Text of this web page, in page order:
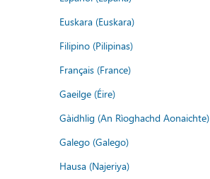
Euskara (Euskara)
Filipino (Pilipinas)
Français (France)
Gaeilge (Éire)
Gàidhlig (An Rìoghachd Aonaichte)
Galego (Galego)
Hausa (Najeriya)